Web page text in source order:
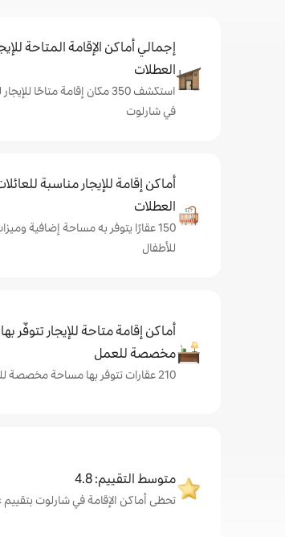
إجمالي أماكن الإقامة المتاحة
العطلات
استكشف 350 مكان إقامة متاحًا
في شارلوت
أماكن إقامة للإيجار مناسبة
العطلات
150 عقارًا يتوفر به مساحة إضافية
للأطفال
أماكن إقامة متاحة للإيجار تتوفّر
مخصصة للعمل
210 عقارات تتوفر بها مساحة مخصصة للعمل
متوسط التقييم: 4.8
تحظى أماكن الإقامة في شارلوت بتقييم